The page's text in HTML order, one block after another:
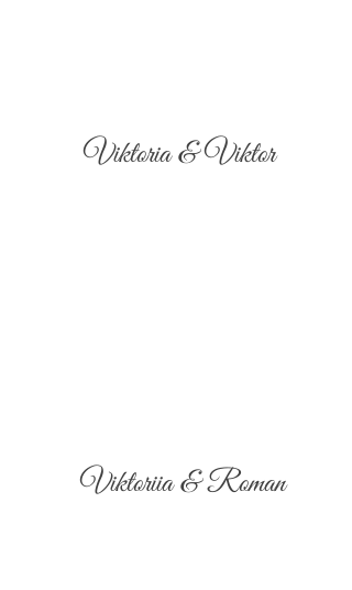
Viktoria & Viktor
Viktoriia & Roman